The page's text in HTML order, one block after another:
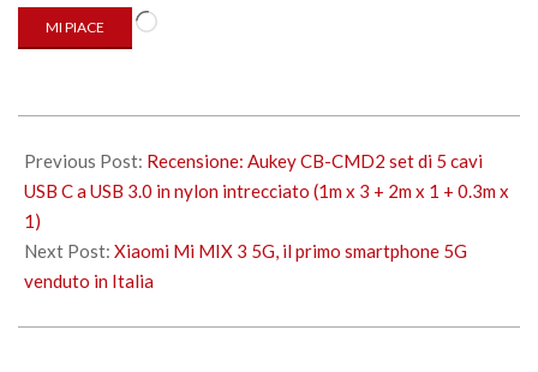
MI PIACE
Caricamento
05-
19
Previous Post: Recensione: Aukey CB-CMD2 set di 5 cavi
USB C a USB 3.0 in nylon intrecciato (1m x 3 + 2m x 1 + 0.3m x
1)
Next Post: Xiaomi Mi MIX 3 5G, il primo smartphone 5G
venduto in Italia